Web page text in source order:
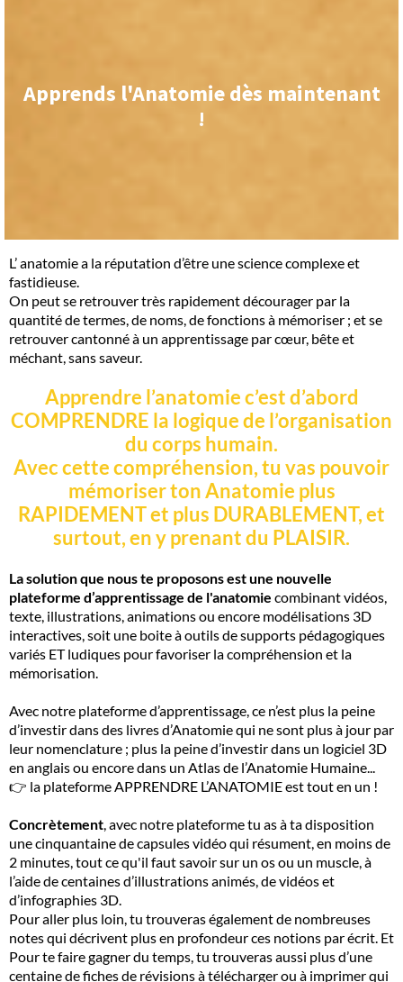
Apprends l'Anatomie dès maintenant
!
L’ anatomie a la réputation d’être une science complexe et
fastidieuse.
On peut se retrouver très rapidement décourager par la
quantité de termes, de noms, de fonctions à mémoriser ; et se
retrouver cantonné à un apprentissage par cœur, bête et
méchant, sans saveur.
Apprendre l’anatomie c’est d’abord
COMPRENDRE la logique de l’organisation
du corps humain.
Avec cette compréhension, tu vas pouvoir
mémoriser ton Anatomie plus
RAPIDEMENT et plus DURABLEMENT, et
surtout, en y prenant du PLAISIR.
La solution que nous te proposons est une nouvelle
plateforme d’apprentissage de l'anatomie combinant vidéos,
texte, illustrations, animations ou encore modélisations 3D
interactives, soit une boite à outils de supports pédagogiques
variés ET ludiques pour favoriser la compréhension et la
mémorisation.
Avec notre plateforme d’apprentissage, ce n’est plus la peine
d’investir dans des livres d’Anatomie qui ne sont plus à jour par
leur nomenclature ; plus la peine d’investir dans un logiciel 3D
en anglais ou encore dans un Atlas de l’Anatomie Humaine...
👉 la plateforme APPRENDRE L’ANATOMIE est tout en un !
Concrètement, avec notre plateforme tu as à ta disposition
une cinquantaine de capsules vidéo qui résument, en moins de
2 minutes, tout ce qu'il faut savoir sur un os ou un muscle, à
l’aide de centaines d’illustrations animés, de vidéos et
d’infographies 3D.
Pour aller plus loin, tu trouveras également de nombreuses
notes qui décrivent plus en profondeur ces notions par écrit. Et
Pour te faire gagner du temps, tu trouveras aussi plus d’une
centaine de fiches de révisions à télécharger ou à imprimer qui